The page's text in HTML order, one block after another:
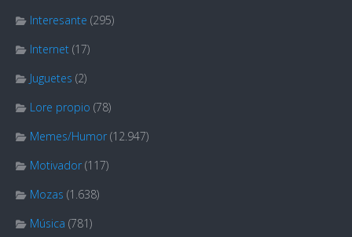
Interesante (295)
Internet (17)
Juguetes (2)
Lore propio (78)
Memes/Humor (12.947)
Motivador (117)
Mozas (1.638)
Música (781)